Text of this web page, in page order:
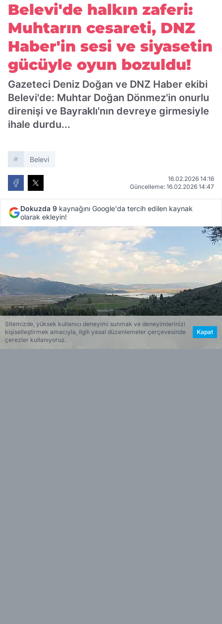
siyasetin gücüyle oyun bozuldu!
Belevi'de halkın zaferi:
Muhtarın cesareti, DNZ
Haber'in sesi ve siyasetin
gücüyle oyun bozuldu!
Gazeteci Deniz Doğan ve DNZ Haber ekibi
Belevi'de: Muhtar Doğan Dönmez'in onurlu
direnişi ve Bayraklı'nın devreye girmesiyle
ihale durdu...
Belevi
16.02.2026 14:16
Güncelleme: 16.02.2026 14:47
Dokuzda 9 kaynağını Google'da tercih edilen kaynak
olarak ekleyin!
Sitemizde, yüksek kullanıcı deneyimi sunmak ve deneyimlerinizi
kişiselleştirmek amacıyla, ilgili yasal düzenlemeler çerçevesinde
çerezler kullanıyoruz.
Kapat